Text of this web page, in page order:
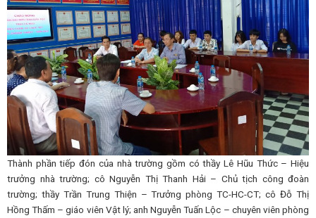
Thành phần tiếp đón của nhà trường gồm có thầy Lê Hũu Thức – Hiệu
trưởng nhà trường; cô Nguyễn Thị Thanh Hải – Chủ tịch công đoàn
trường; thầy Trần Trung Thiện – Trưởng phòng TC-HC-CT; cô Đỗ Thị
Hồng Thấm – giáo viên Vật lý; anh Nguyễn Tuấn Lộc – chuyên viên phòng